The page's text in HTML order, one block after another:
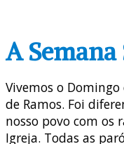
A
Vivemos o
de Ramos. Foi
nosso povo com os
Igreja. Todas as